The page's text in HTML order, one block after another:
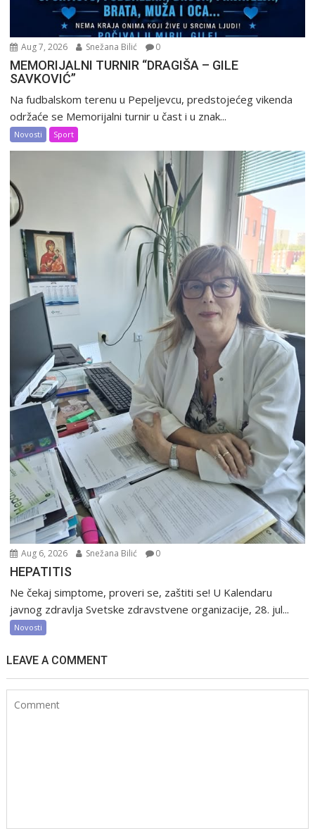
Aug 7, 2026 Snežana Bilić 0
MEMORIJALNI TURNIR “DRAGIŠA – GILE
SAVKOVIĆ”
Na fudbalskom terenu u Pepeljevcu, predstojećeg vikenda
održaće se Memorijalni turnir u čast i u znak...
Novosti Sport
Aug 6, 2026 Snežana Bilić 0
HEPATITIS
Ne čekaj simptome, proveri se, zaštiti se! U Kalendaru
javnog zdravlja Svetske zdravstvene organizacije, 28. jul...
Novosti
LEAVE A COMMENT